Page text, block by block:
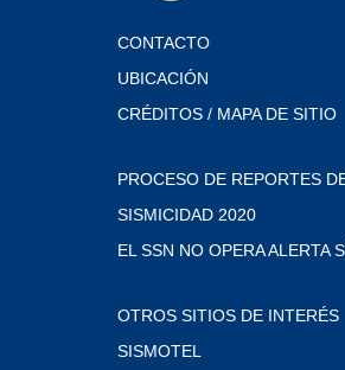
CONTACTO
UBICACIÓN
CRÉDITOS / MAPA DE SITIO
PROCESO DE REPORTES
SISMICIDAD 2020
EL SSN NO OPERA ALERTA
OTROS SITIOS DE INTERÉS
SISMOTEL